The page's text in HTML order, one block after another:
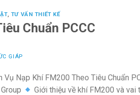
, TƯ VẤN THIẾT KẾ
Chuẩn PCCC
GIÁP
Vụ Nạp Khí FM200 Theo Tiêu Chuẩn
Giới thiệu về khí FM200 và vai